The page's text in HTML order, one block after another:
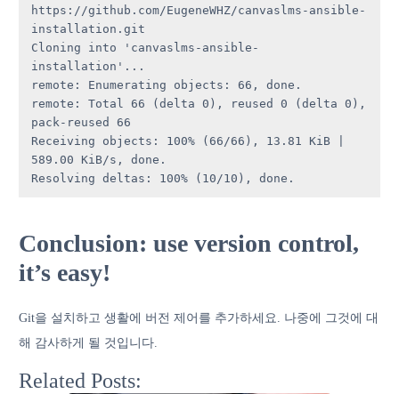
https://github.com/EugeneWHZ/canvaslms-ansible-
installation.git
Cloning into 'canvaslms-ansible-
installation'...
remote: Enumerating objects: 66, done.
remote: Total 66 (delta 0), reused 0 (delta 0),
pack-reused 66
Receiving objects: 100% (66/66), 13.81 KiB |
589.00 KiB/s, done.
Resolving deltas: 100% (10/10), done.
Conclusion: use version control,
it’s easy!
Git을 설치하고 생활에 버전 제어를 추가하세요. 나중에 그것에 대
해 감사하게 될 것입니다.
Related Posts: